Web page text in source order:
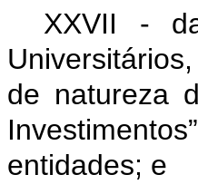
XXVII -
de natureza
entidades; e